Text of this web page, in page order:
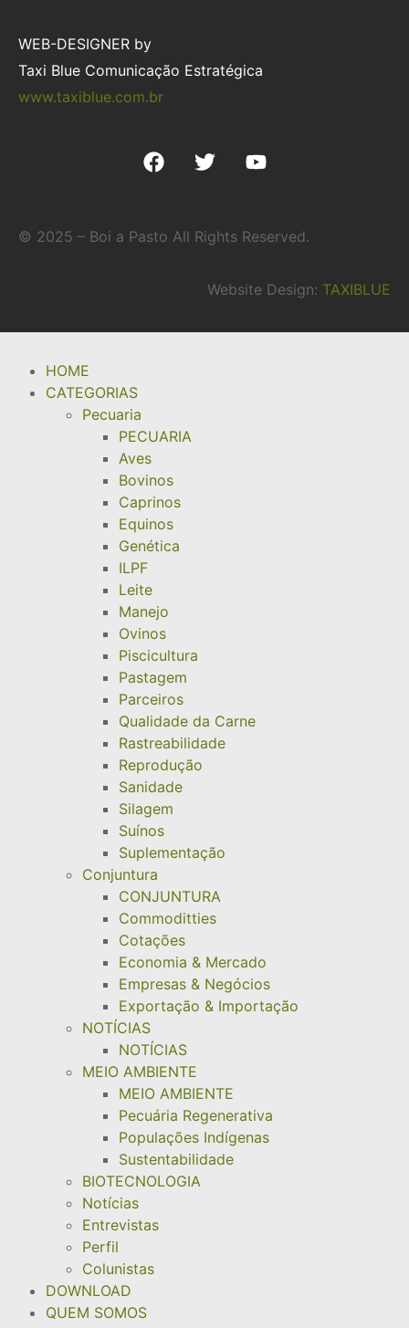
WEB-DESIGNER by
Taxi Blue Comunicação Estratégica
www.taxiblue.com.br
© 2025 – Boi a Pasto All Rights Reserved.
Website Design: TAXIBLUE
HOME
CATEGORIAS
Pecuaria
PECUARIA
Aves
Bovinos
Caprinos
Equinos
Genética
ILPF
Leite
Manejo
Ovinos
Piscicultura
Pastagem
Parceiros
Qualidade da Carne
Rastreabilidade
Reprodução
Sanidade
Silagem
Suínos
Suplementação
Conjuntura
CONJUNTURA
Commoditties
Cotações
Economia & Mercado
Empresas & Negócios
Exportação & Importação
NOTÍCIAS
NOTÍCIAS
MEIO AMBIENTE
MEIO AMBIENTE
Pecuária Regenerativa
Populações Indígenas
Sustentabilidade
BIOTECNOLOGIA
Notícias
Entrevistas
Perfil
Colunistas
DOWNLOAD
QUEM SOMOS